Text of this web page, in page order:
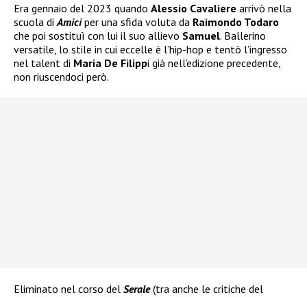
Era gennaio del 2023 quando Alessio Cavaliere arrivò nella
scuola di Amiciper una sfida voluta da Raimondo Todaro
che poi sostituì con lui il suo allievo Samuel. Ballerino
versatile, lo stile in cui eccelle è l’hip-hop e tentò l’ingresso
nel talent di Maria De Filippi già nell’edizione precedente,
non riuscendoci però.
Eliminato nel corso del Serale(tra anche le critiche del